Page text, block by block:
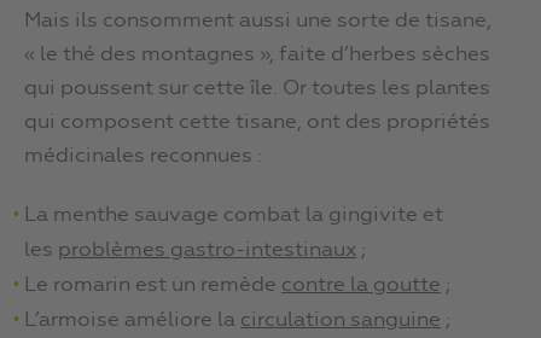
Mais ils consomment aussi une sorte de tisane,
« le thé des montagnes », faite d’herbes sèches
qui poussent sur cette île. Or toutes les plantes
qui composent cette tisane, ont des propriétés
médicinales reconnues :
La menthe sauvage combat la gingivite et
les problèmes gastro-intestinaux ;
Le romarin est un remède contre la goutte ;
L’armoise améliore la circulation sanguine ;